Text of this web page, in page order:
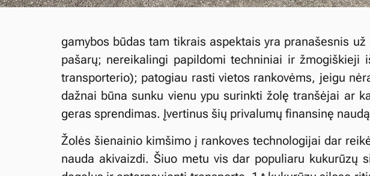
gamybos būdas tam tikrais aspektais yra pranašesnis
pašarų; nereikalingi papildomi techniniai ir
transporterio); patogiau rasti vietos rankovėms, jeigu
dažnai būna sunku vienu ypu surinkti žolę tranšėjai ar
geras sprendimas. Įvertinus šių privalumų finansinę
Žolės šienainio kimšimo į rankoves technologijai dar
nauda akivaizdi. Šiuo metu vis dar populiaru